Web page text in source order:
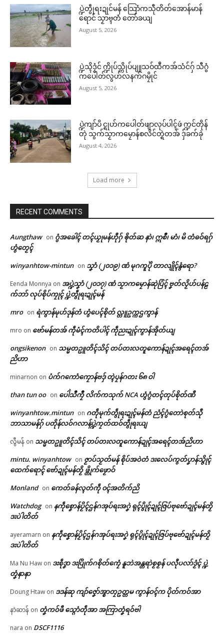
ဌာန်ပရိုၚ်ဗၠးၜးမန်
ရုဲစှ်
ပရိုၚ်လက္ကရဴအိုတ်
🏛 လညာတ်ပါ်ပဲါ
ညးဒါန်လိက်
© ဌာန်ပရိုၚ်ဗၠးၜးမန်
Related
ပေဲါသဳကၠဳ အကြာဇြဟတ်ဓရိုဟ်
July 14, 2026
အလဵုအသဳဍုၚ်ဗၟာတၟိကဵု လစွံစိုတ်
…
In "လိက်ပရေၚ်"
ဗီုလဵုပံက်အာ ပွံက်အဓိပ္ပဲါၜိုဟ်လ
လမ်ရော …
In "လိက်ပရေၚ်"
ပ္ဍဲတွဵုရးဍုင်မန် သြောံကသီုတိတ်အောန်မာန်
ရောင် သၟာဗ္ၚတံ တော်ခယျ
August 5, 2026
ပ္ဍဲသ္ၚိဒၟံင် က္ဍိုပ်သ္ကိုပ်ပျူသဝ်ထဳကအ်သံင်ဂှ် သီဂွံ
ကပေါတ်လွဟ်လနက်ဂမၠိုင်
August 5, 2026
ပ္ဍဲကျာ်ပိ င္ရုဟ်ကပေါတ်ဖျာလုပ်ပါၚ်ဖဴ က္ဍင်တိုန်
တုဲ သွက်သၟာကမၠောန်စလိင်တ္ရဲတအ် ဒှ်ခက်ခုဲ
August 4, 2026
Load more
RECENT COMMENTS
Aungthaw on ဂွံအခေါၚ် တၚ်ယၟုမန်ဟီုဂှ် ၜိုတ်ဆ နာဲ၊ ဣစဳ၊ မာံ၊ မိ တံဓဝ်ရဂှ်
ဟွံတၟေၚ်
winyanhtow-mintun on သၞာံ (၂၀၁၉) ဏံ မုဂကူပိုဲ တာလျိုၚ်နွံရော?
Eenda Monnya on အပ္ဍဲသၞာံ (၂၀၁၇) ဏံ သၟာကမၠောန်ဆုဲပြံၚ် ဗၞတ်လၟိဟ်ပန်ဠ
က်ဘာ် လုပ်စိုပ်ကၠုၚ် ပ္ဍဲတွဵုရးဍုၚ်မန်
mro on ရဲကွာန်မုဟ်ဒုန်တံ ဟွံပေၚ်စိုတ် လ္တူဥက္ကဌကွာန်
mro on ဗော်မန်တအ် ကဵုမံၚ်ကတိပါၚ် ကဵုညးဍုၚ်ကွာန်အိုတ်ယျ
ongsikenon on သမ္မတဥူတိၚ်သိၚ် တပ်တးလတူကောန်ဍုၚ်အရေၚ်တအ်
ညိဟာ
minarnon on ပံက်ဂကောံကၠောန်ဗဒှ် တ္ၚဲပၠန်ဂတး ၆၈ ဝါ
than tun oo on ပေါဲသဳကၠဳ လိက်ကသုက် NCA ဟွံဂွံတၚ်တုပ်စိုတ်ဏီ
winyanhtow.mintun on ဂတဵုမုက်တွဵုရးဍုၚ်မန်တံ ညံၚ်ဂွံတောဲစုတ်သီု
ဘာသာမန်ဂှ် ပတိုန်လဝ်ဂလာန်ပ္ဍဲကၠတ်ထဝ်တွဵုရးယျ
လွီမန် on သမ္မတဥူတိၚ်သိၚ် တပ်တးလတူကောန်ဍုၚ်အရေၚ်တအ်ညိဟာ
mintu. winyanhtow on ဇၟာပ်သၟတ်မန် စိုပ်အဝဲတံ ဒးလေပ်ကွတ်ပၞာန်သ္ဇိုၚ်
ထေက်ရောၚ် ဗော်ဍုၚ်မန်တၟိ ဖ္တိုက်ဖၟောဝ်
Monland on ကေတ်ခန်လ္ၚတ်ကဵု ၀ၚ်အတိက်ညိ
Watchdog on နကဵုစၞောန်ပၟိၚ်ဌန်ဂအုပ်ရးအဂၞဲ ရုၚ်ပွိုၚ်ဍုၚ်ဇြပ်ဗုဗော်ဍုၚ်မန်တၟိ
ဒးပဲါတိတ်
ayeramarn on နကဵုစၞောန်ပၟိၚ်ဌန်ဂအုပ်ရးအဂၞဲ ရုၚ်ပွိုၚ်ဍုၚ်ဇြပ်ဗုဗော်ဍုၚ်မန်တၟိ
ဒးပဲါတိတ်
Ma Nu Haw on ဒးစဵုဒၞာ ဒးပြိုက်ဂစိုတ်ကၠေံ နူဘဲအန္တရာဲစၟစၟန် ပလီုပလာ်ဒၟံၚ် ပ္ဍဲ
တၞံနာနာ
Doung Htaw on ဒဒန်ဆု ကျာ်ဇၞော်အ္စာတၠဥတ္တမ ကွာန်ဝၚ်က ပိုတ်ကဝ်အာ
နာဲဆာန် on တၞံကဝ်ဖီ သ္ဂောံတဵုအာ အကြာတၞံရဝ်ဗါ
nara on DSCF1116